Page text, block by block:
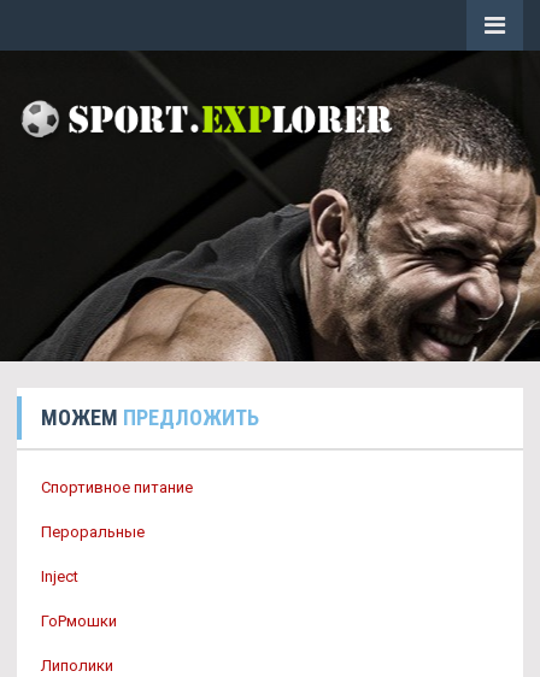
МОЖЕМ ПРЕДЛОЖИТЬ
Спортивное питание
Пероральные
Inject
ГоРмошки
Липолики